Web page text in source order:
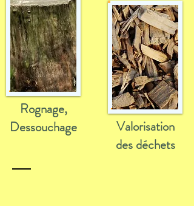
Rognage,
Dessouchage
Valorisation
des déchets